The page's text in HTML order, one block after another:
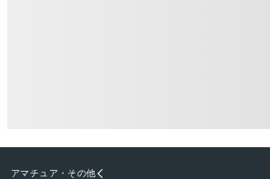
アマチュア・その他